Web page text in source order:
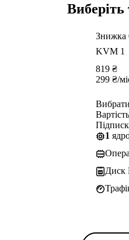
Знижка
KVM 1
819 ₴
299 ₴/
1
Диск